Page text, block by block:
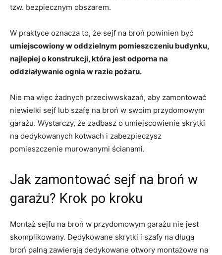
tzw. bezpiecznym obszarem.
W praktyce oznacza to, że sejf na broń powinien być
umiejscowiony w oddzielnym pomieszczeniu budynku,
najlepiej o konstrukcji, która jest odporna na
oddziaływanie ognia w razie pożaru.
Nie ma więc żadnych przeciwwskazań, aby zamontować
niewielki sejf lub szafę na broń w swoim przydomowym
garażu. Wystarczy, że zadbasz o umiejscowienie skrytki
na dedykowanych kotwach i zabezpieczysz
pomieszczenie murowanymi ścianami.
Jak zamontować sejf na broń w
garażu? Krok po kroku
Montaż sejfu na broń w przydomowym garażu nie jest
skomplikowany. Dedykowane skrytki i szafy na długą
broń palną zawierają dedykowane otwory montażowe na